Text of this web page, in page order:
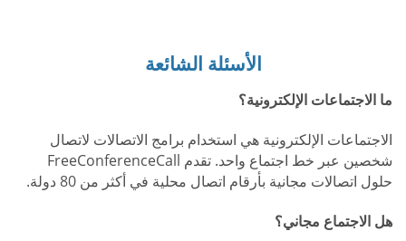
الأسئلة الشائعة
ما الاجتماعات الإلكترونية؟
الاجتماعات الإلكترونية هي استخدام برامج الاتصالات لاتصال
شخصين عبر خط اجتماع واحد. تقدم FreeConferenceCall
حلول اتصالات مجانية بأرقام اتصال محلية في أكثر من 80 دولة.
هل الاجتماع مجاني؟